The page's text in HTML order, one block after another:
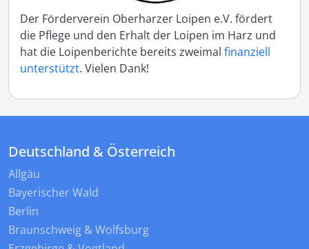
Der Förderverein Oberharzer Loipen e.V. fördert
die Pflege und den Erhalt der Loipen im Harz und
hat die Loipenberichte bereits zweimal finanziell
unterstützt. Vielen Dank!
Deutschland & Österreich
Allgäu
Bayerischer Wald
Berlin
Braunschweig & Wolfsburg